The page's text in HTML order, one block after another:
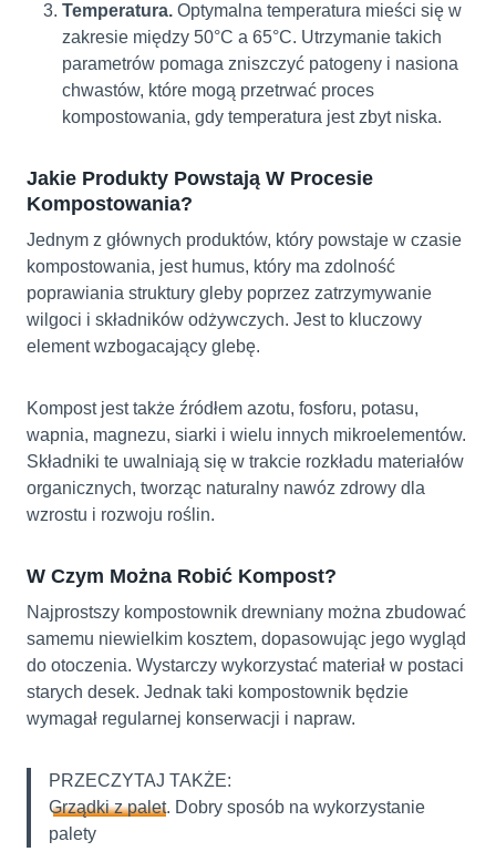
Temperatura. Optymalna temperatura mieści się w
zakresie między 50°C a 65°C. Utrzymanie takich
parametrów pomaga zniszczyć patogeny i nasiona
chwastów, które mogą przetrwać proces
kompostowania, gdy temperatura jest zbyt niska.
Jakie Produkty Powstają W Procesie
Kompostowania?
Jednym z głównych produktów, który powstaje w czasie
kompostowania, jest humus, który ma zdolność
poprawiania struktury gleby poprzez zatrzymywanie
wilgoci i składników odżywczych. Jest to kluczowy
element wzbogacający glebę.
Kompost jest także źródłem azotu, fosforu, potasu,
wapnia, magnezu, siarki i wielu innych mikroelementów.
Składniki te uwalniają się w trakcie rozkładu materiałów
organicznych, tworząc naturalny nawóz zdrowy dla
wzrostu i rozwoju roślin.
W Czym Można Robić Kompost?
Najprostszy kompostownik drewniany można zbudować
samemu niewielkim kosztem, dopasowując jego wygląd
do otoczenia. Wystarczy wykorzystać materiał w postaci
starych desek. Jednak taki kompostownik będzie
wymagał regularnej konserwacji i napraw.
PRZECZYTAJ TAKŻE:
Grządki z palet. Dobry sposób na wykorzystanie
palety